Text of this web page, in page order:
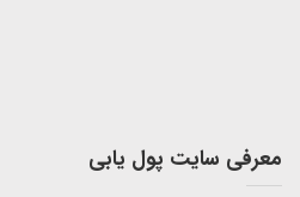
معرفی سایت پول یابی